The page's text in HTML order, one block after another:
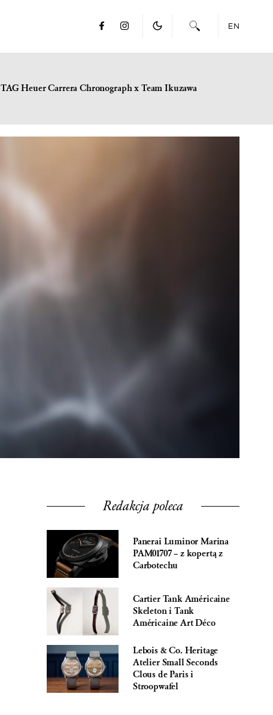
EN
TAG Heuer Carrera Chronograph x Team Ikuzawa
Redakcja poleca
Panerai Luminor Marina
PAM01707 – z kopertą z
Carbotechu
Cartier Tank Américaine
Skeleton i Tank
Américaine Art Déco
Lebois & Co. Heritage
Atelier Small Seconds
Clous de Paris i
Stroopwafel